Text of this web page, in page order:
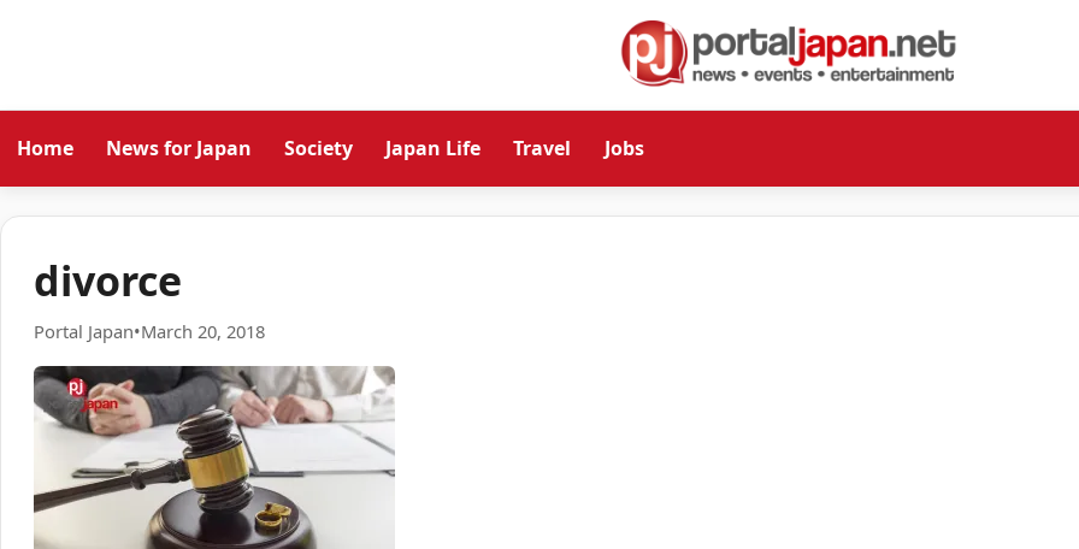
Home News for Japan Society Japan Life Travel Jobs
divorce
Portal Japan•March 20, 2018